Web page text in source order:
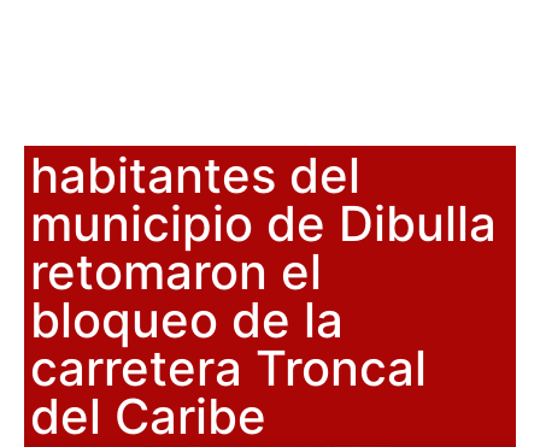
habitantes del
municipio de Dibulla
retomaron el
bloqueo de la
carretera Troncal
del Caribe